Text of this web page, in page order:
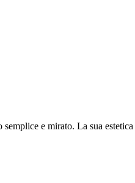
e mirato. La sua